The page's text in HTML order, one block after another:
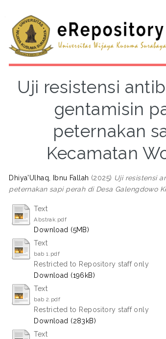
Uji resistensi
gentamisin
peternakan
Kecamatan
Dhiya'Ulhaq, Ibnu Fallah (2025) Uji resistensi
peternakan sapi perah di Desa Galengdowo
Text
Abstrak.pdf
Download (5MB)
Text
bab 1.pdf
Restricted to Repository staff only
Download (196kB)
Text
bab 2.pdf
Restricted to Repository staff only
Download (283kB)
Text
Toggle